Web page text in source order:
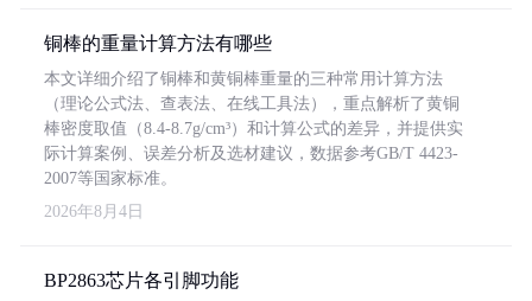
铜棒的重量计算方法有哪些
本文详细介绍了铜棒和黄铜棒重量的三种常用计算方法
（理论公式法、查表法、在线工具法），重点解析了黄铜
棒密度取值（8.4-8.7g/cm³）和计算公式的差异，并提供实
际计算案例、误差分析及选材建议，数据参考GB/T 4423-
2007等国家标准。
2026年8月4日
BP2863芯片各引脚功能